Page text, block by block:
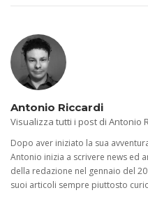
Antonio Riccardi
Visualizza tutti i post di Antonio
Dopo aver iniziato la sua
Antonio inizia a scrivere news ed
della redazione nel gennaio del
suoi articoli sempre piuttosto